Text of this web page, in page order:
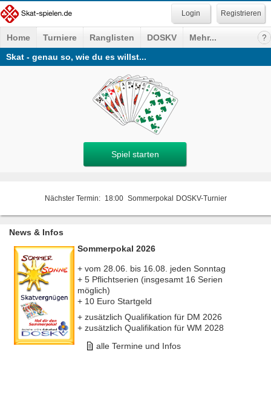
Registrieren
Home Turniere Ranglisten DOSKV
Mehr...
Skat - genau so, wie du es willst...
Spiel starten
Nächster Termin: 18:00 Sommerpokal DOSKV-Turnier
News & Infos
Sommerpokal 2026
+ vom 28.06. bis 16.08. jeden Sonntag
+ 5 Pflichtserien (insgesamt 16 Serien
möglich)
+ 10 Euro Startgeld
+ zusätzlich Qualifikation für DM 2026
+ zusätzlich Qualifikation für WM 2028
alle Termine und Infos